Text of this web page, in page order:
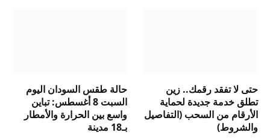
حتى لا تفقد رقمك.. زين
تطلق خدمة جديدة لحماية
الأرقام من السحب (التفاصيل
والشروط)
حالة طقس السودان اليوم
السبت 8 أغسطس: تباين
واسع بين الحرارة والأمطار
بـ18 مدينة